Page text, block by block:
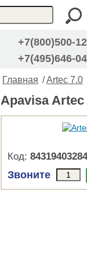
+7(800)500-
+7(495)646-
Главная /Artec 7.0
Apavisa Artec
Код:
Звоните